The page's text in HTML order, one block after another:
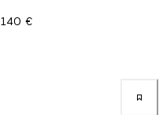
140 €